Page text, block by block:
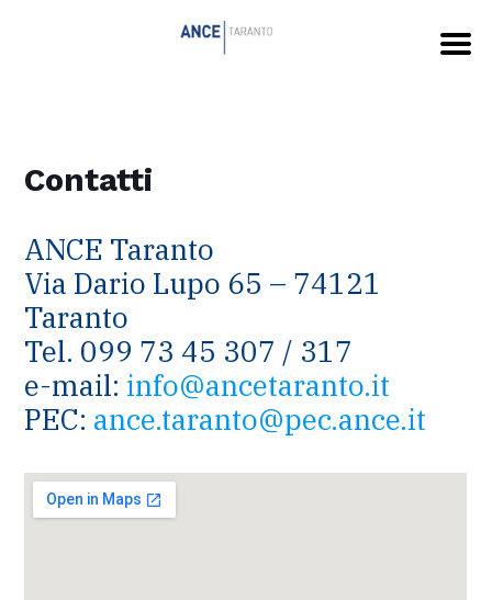
Contatti
ANCE Taranto
Via Dario Lupo 65 – 74121
Taranto
Tel. 099 73 45 307 / 317
e-mail: info@ancetaranto.it
PEC: ance.taranto@pec.ance.it